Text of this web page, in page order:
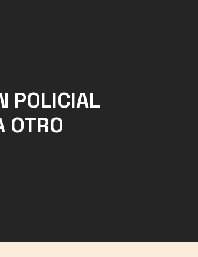
POLICIAL
OTRO